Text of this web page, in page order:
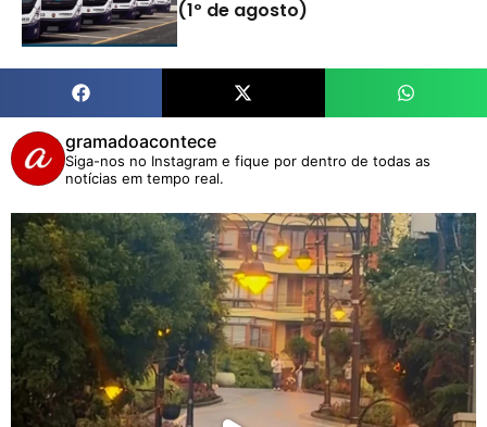
(1º de agosto)
gramadoacontece
Siga-nos no Instagram e fique por dentro de todas as
notícias em tempo real.